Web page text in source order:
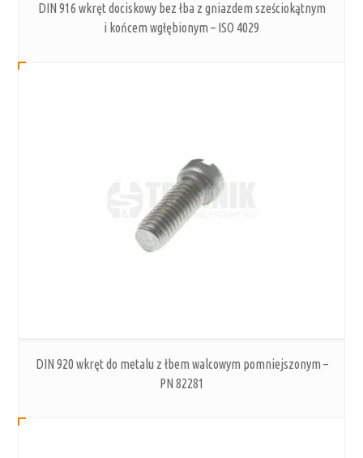
DIN 916 wkręt dociskowy bez łba z gniazdem sześciokątnym
i końcem wgłębionym – ISO 4029
DIN 920 wkręt do metalu z łbem walcowym pomniejszonym –
PN 82281